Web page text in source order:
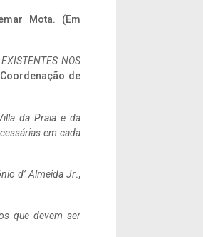
Mota. (Em
NOS
de
da Praia e da
em cada
d’ Almeida Jr.,
que devem ser